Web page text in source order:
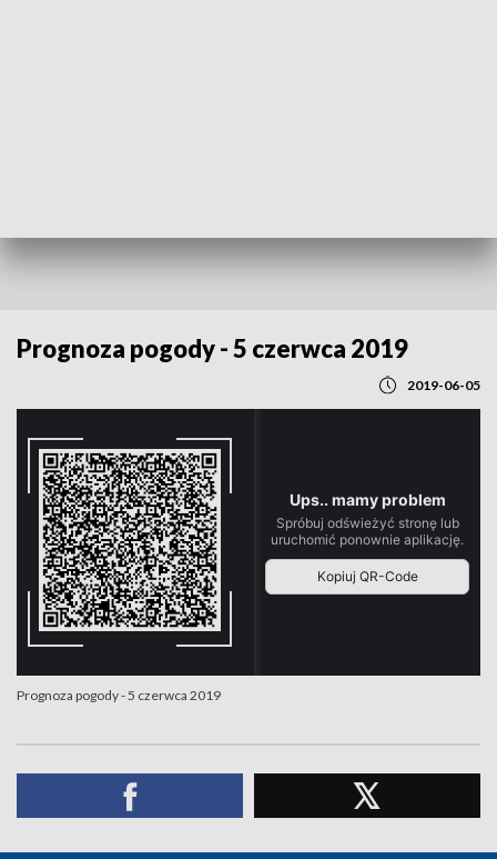
Prognoza pogody - 5 czerwca 2019
2019-06-05
Prognoza pogody - 5 czerwca 2019